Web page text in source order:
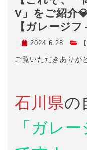
V」をご紹介
【ガレージ
2024.6.28
ご覧いただきありが
石川県の
「ガレ